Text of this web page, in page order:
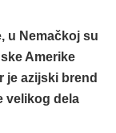
u Nemačkoj su
Amerike
je azijski brend
velikog dela